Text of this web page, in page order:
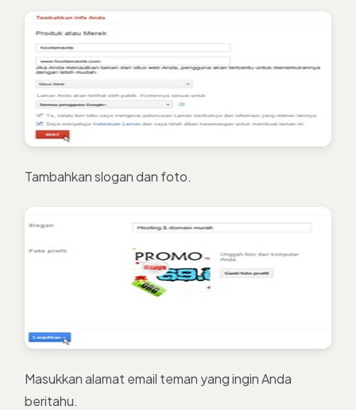
Tambahkan slogan dan foto.
Masukkan alamat email teman yang ingin Anda
beritahu.